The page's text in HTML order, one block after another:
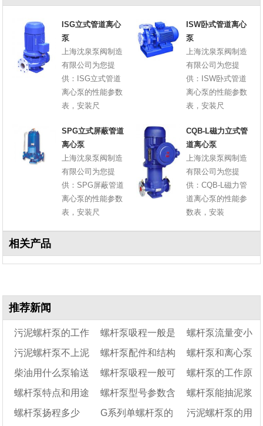
ISG立式管道离心
泵
上海沈泉泵阀制造
有限公司为您提
供：ISG立式管道
离心泵的性能参数
表，安装尺
ISW卧式管道离心
泵
上海沈泉泵阀制造
有限公司为您提
供：ISW卧式管道
离心泵的性能参数
表，安装尺
SPG立式屏蔽管道
离心泵
上海沈泉泵阀制造
有限公司为您提
供：SPG屏蔽管道
离心泵的性能参数
表，安装尺
CQB-L磁力立式管
道离心泵
上海沈泉泵阀制造
有限公司为您提
供：CQB-L磁力管
道离心泵的性能参
数表，安装
相关产品
推荐新闻
污泥螺杆泵的工作
原理及结构特点
螺杆泵吸程一般是
多少
螺杆泵流量变小
是什么原因?要怎么
解决?
污泥螺杆泵不上泥
是什么故障
螺杆泵配件和结构
特点
螺杆泵和离心泵
的优缺点
柴油用什么泵输送 螺杆泵吸程一般可
达多少米
螺杆泵的工作原
理及优缺点​
螺杆泵特点和用途 螺杆泵型号参数含
义详解
螺杆泵能抽泥浆
螺杆泵扬程多少 G系列单螺杆泵的 污泥螺杆泵的用